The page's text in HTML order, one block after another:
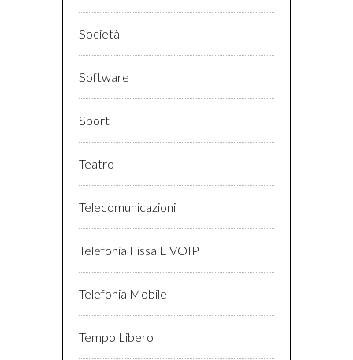
Società
Software
Sport
Teatro
Telecomunicazioni
Telefonia Fissa E VOIP
Telefonia Mobile
Tempo Libero